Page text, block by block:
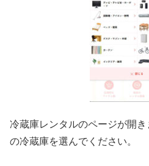
冷蔵庫レンタルのページが開
の冷蔵庫を選んでください。